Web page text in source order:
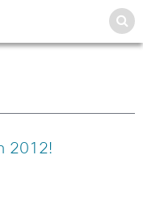
2012!